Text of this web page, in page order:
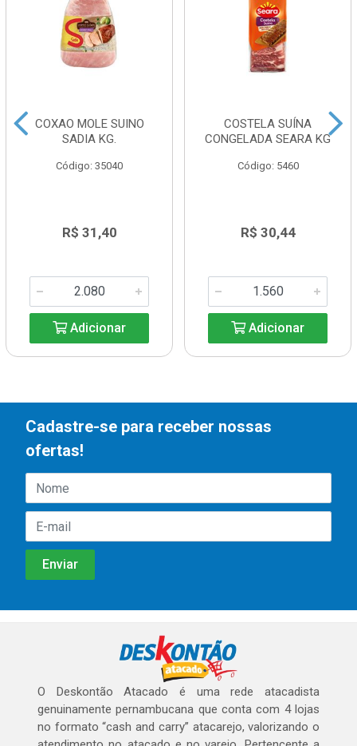
COXAO MOLE SUINO
SADIA KG.
Código: 35040
R$ 31,40
Adicionar
COSTELA SUÍNA
CONGELADA SEARA KG
Código: 5460
R$ 30,44
Adicionar
Cadastre-se para receber nossas
ofertas!
O Deskontão Atacado é uma rede atacadista
genuinamente pernambucana que conta com 4 lojas
no formato “cash and carry” atacarejo, valorizando o